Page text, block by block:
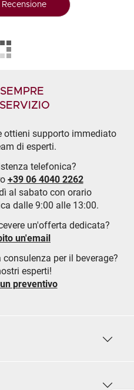
Recensione
ottieni supporto immediato
di esperti.
telefonica?
+39 06 4040 2262
al sabato con orario
dalle 9:00 alle 13:00.
un'offerta dedicata?
un'email
per il beverage?
esperti!
preventivo